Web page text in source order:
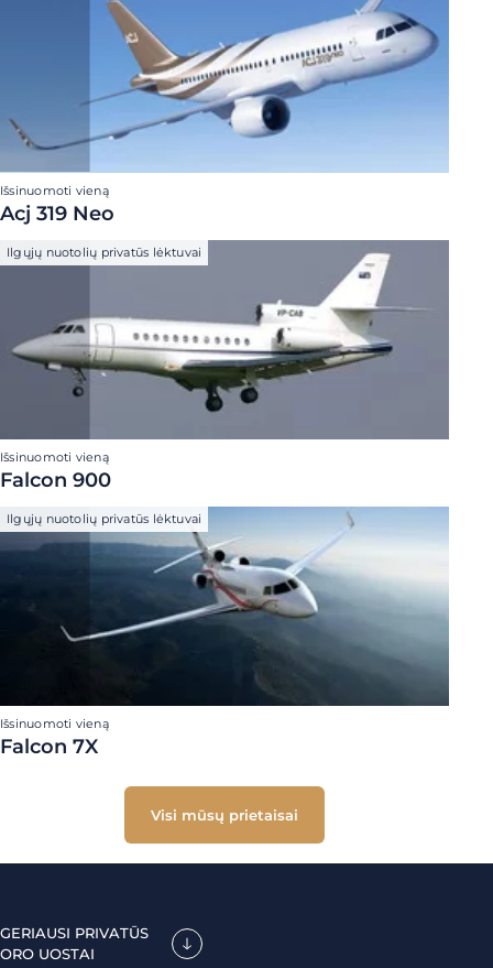
Išsinuomoti vieną
Acj 319 Neo
Ilgųjų nuotolių privatūs lėktuvai
Išsinuomoti vieną
Falcon 900
Ilgųjų nuotolių privatūs lėktuvai
Išsinuomoti vieną
Falcon 7X
Visi mūsų prietaisai
GERIAUSI PRIVATŪS
ORO UOSTAI